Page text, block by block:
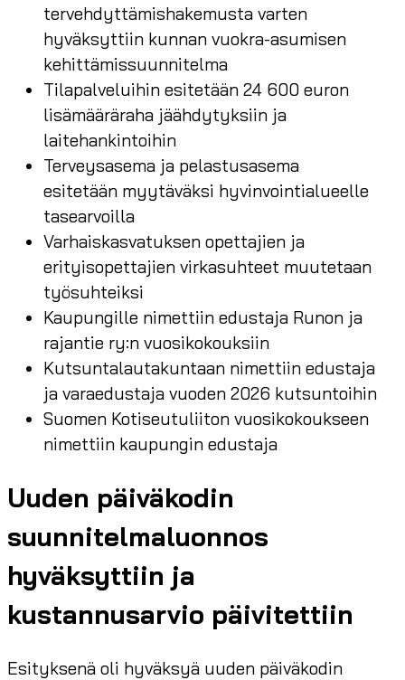
tervehdyttämishakemusta varten
hyväksyttiin kunnan vuokra-asumisen
kehittämissuunnitelma
Tilapalveluihin esitetään 24 600 euron
lisämääräraha jäähdytyksiin ja
laitehankintoihin
Terveysasema ja pelastusasema
esitetään myytäväksi hyvinvointialueelle
tasearvoilla
Varhaiskasvatuksen opettajien ja
erityisopettajien virkasuhteet muutetaan
työsuhteiksi
Kaupungille nimettiin edustaja Runon ja
rajantie ry:n vuosikokouksiin
Kutsuntalautakuntaan nimettiin edustaja
ja varaedustaja vuoden 2026 kutsuntoihin
Suomen Kotiseutuliiton vuosikokoukseen
nimettiin kaupungin edustaja
Uuden päiväkodin
suunnitelmaluonnos
hyväksyttiin ja
kustannusarvio päivitettiin
Esityksenä oli hyväksyä uuden päiväkodin